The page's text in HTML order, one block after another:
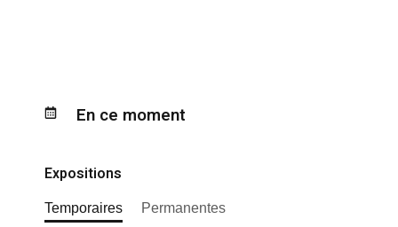
En ce moment
Expositions
Temporaires Permanentes